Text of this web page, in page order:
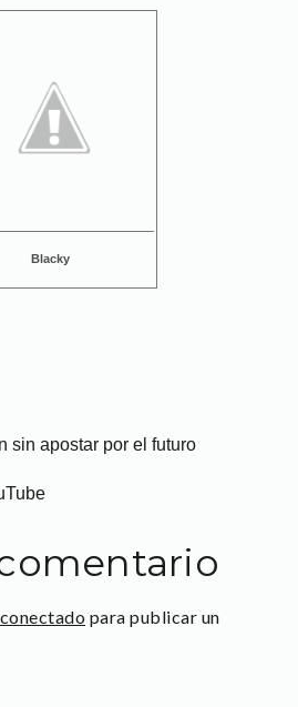
Blacky
sin apostar por el futuro
conectado para publicar un